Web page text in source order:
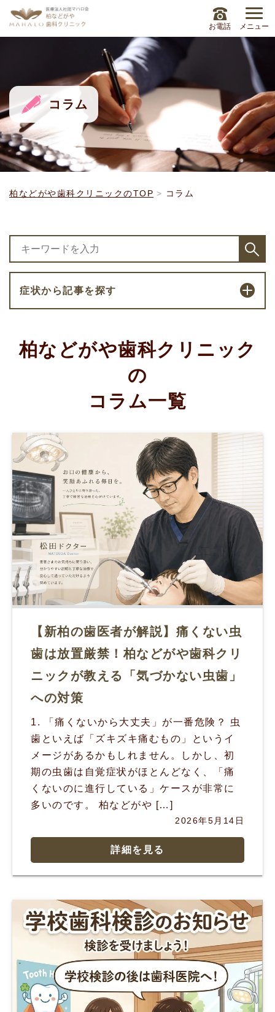
お電話 メニュー
コラム
柏などがや歯科クリニックのTOP コラム
症状から記事を探す
柏などがや歯科クリニック
の
コラム一覧
【新柏の歯医者が解説】痛くない虫
歯は放置厳禁！柏などがや歯科クリ
ニックが教える「気づかない虫歯」
への対策
1. 「痛くないから大丈夫」が一番危険？ 虫
歯といえば「ズキズキ痛むもの」というイ
メージがあるかもしれません。しかし、初
期の虫歯は自覚症状がほとんどなく、「痛
くないのに進行している」ケースが非常に
多いのです。 柏などがや […]
2026年5月14日
詳細を見る